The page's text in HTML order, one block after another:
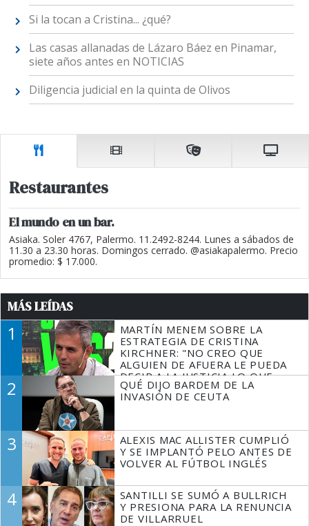
Si la tocan a Cristina... ¿qué?
Las casas allanadas de Lázaro Báez en Pinamar,
siete años antes en NOTICIAS
Diligencia judicial en la quinta de Olivos
Restaurantes
El mundo en un bar.
Asiaka. Soler 4767, Palermo. 11.2492-8244. Lunes a sábados de
11.30 a 23.30 horas. Domingos cerrado. @asiakapalermo. Precio
promedio: $ 17.000.
MÁS LEÍDAS
1
MARTÍN MENEM SOBRE LA
ESTRATEGIA DE CRISTINA
KIRCHNER: "NO CREO QUE
ALGUIEN DE AFUERA LE PUEDA
DECIR A LA JUSTICIA LO QUE
TIENE QUE HACER"
2
QUÉ DIJO BARDEM DE LA
INVASIÓN DE CEUTA
3
ALEXIS MAC ALLISTER CUMPLIÓ
Y SE IMPLANTÓ PELO ANTES DE
VOLVER AL FÚTBOL INGLÉS
4
SANTILLI SE SUMÓ A BULLRICH
Y PRESIONA PARA LA RENUNCIA
DE VILLARRUEL